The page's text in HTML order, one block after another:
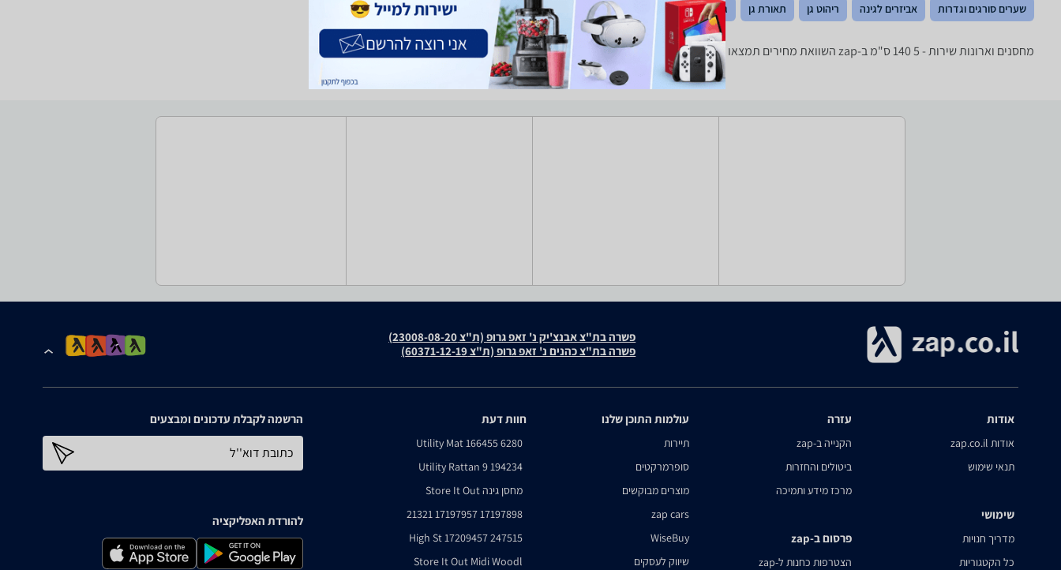
שערים סורגים וגדרות אביזרים לגינה ריהוט גן תאורת גן גנרטורים השקיה בריכות נוי ומזרקות גזיבו, ציליות ושמשיות
מחסנים וארונות שירות - ‏5 ‏140 ‏ס"מ ב-zap השוואת מחירים תמצאו מבחר גדול של מחסנים, ארונות שירות, בקתות ושאר פתרונות אחסון לחצר.
פשרה בת"צ אבנצ'יק נ' זאפ גרופ (ת"צ 23008-08-20)
פשרה בת"צ כהנים נ' זאפ גרופ (ת"צ 60371-12-19)
אודות
אודות zap.co.il
תנאי שימוש
שימושי
מדריך חנויות
כל הקטגוריות
עזרה
הקנייה ב-zap
ביטולים והחזרות
מרכז מידע ותמיכה
פרסום ב-zap
הצטרפות כחנות ל-zap
עולמות התוכן שלנו
תיירות
סופרמרקטים
מוצרים מבוקשים
zap cars
WiseBuy
שיווק לעסקים
חוות דעת
6280 166455 Utility Mat
194234 Utility Rattan 9
מחסן גינה Store It Out
17197898 17197957 21321
247515 17209457 High St
Store It Out Midi Woodl
הרשמה לקבלת עדכונים ומבצעים
כתובת דוא''ל
להורדת האפליקציה